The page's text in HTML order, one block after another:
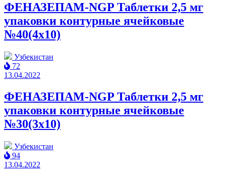
ФЕНАЗЕПАМ-NGP Таблетки 2,5 мг
упаковки контурные ячейковые
№40(4x10)
Узбекистан
72
13.04.2022
ФЕНАЗЕПАМ-NGP Таблетки 2,5 мг
упаковки контурные ячейковые
№30(3x10)
Узбекистан
94
13.04.2022